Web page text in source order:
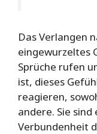
Das Verlangen
eingewurzeltes
Sprüche rufen
ist, dieses
reagieren,
andere. Sie
Verbundenheit